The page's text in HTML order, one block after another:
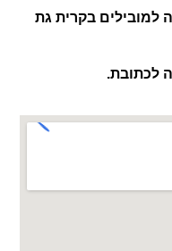
למובילים בקרית גת
לכתובת.